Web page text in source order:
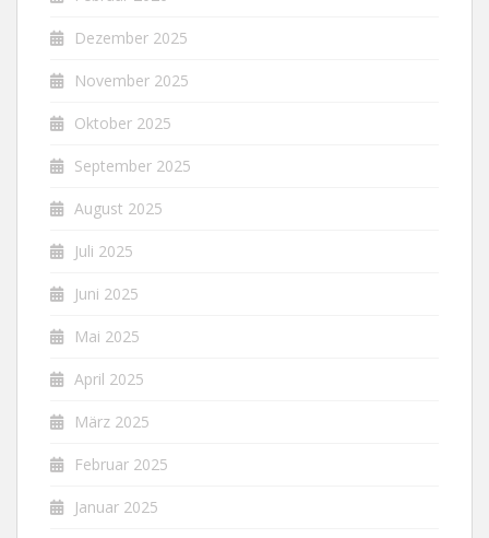
Dezember 2025
November 2025
Oktober 2025
September 2025
August 2025
Juli 2025
Juni 2025
Mai 2025
April 2025
März 2025
Februar 2025
Januar 2025